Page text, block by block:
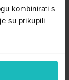
kombinirati s
su prikupili